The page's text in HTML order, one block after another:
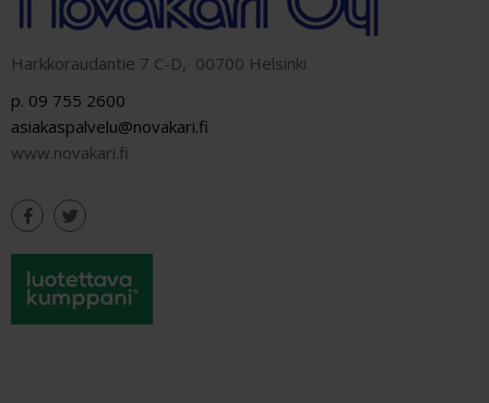
Harkkoraudantie 7 C-D, 00700 Helsinki
p. 09 755 2600
asiakaspalvelu@novakari.fi
www.novakari.fi